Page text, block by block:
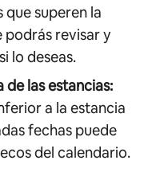
que superen la
revisar y
lo deseas.
las estancias:
a la estancia
fechas puede
del calendario.